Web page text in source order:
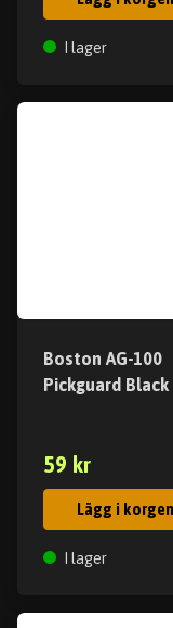
I lager
Boston AG-100
Pickguard Black
59 kr
Lägg i korgen
I lager